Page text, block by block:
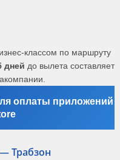
классом по маршруту
дней до вылета составляет
оплаты приложений
Трабзон